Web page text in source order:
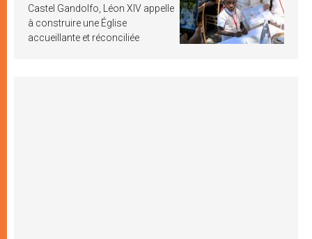
Castel Gandolfo, Léon XIV appelle
à construire une Église
accueillante et réconciliée